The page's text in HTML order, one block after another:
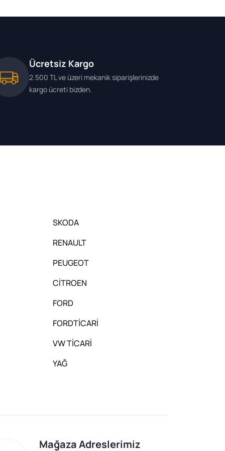
Ücretsiz Kargo
2.500 TL ve üzeri mekanik siparişlerinizde
kargo ücreti bizden.
SKODA
RENAULT
PEUGEOT
CİTROEN
FORD
FORDTİCARİ
VW TİCARİ
YAĞ
Mağaza Adreslerimiz